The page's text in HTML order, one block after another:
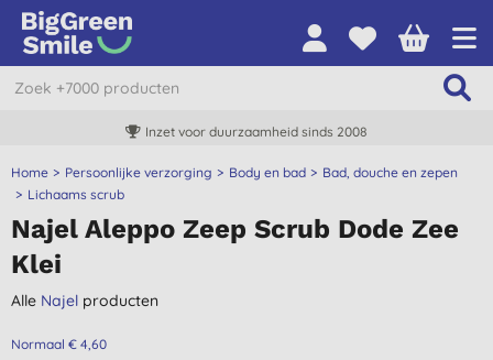
Inzet voor duurzaamheid sinds 2008
Home Persoonlijke verzorging Body en bad
Bad, douche en zepen
Lichaams scrub
Najel Aleppo Zeep Scrub Dode Zee
Klei
Alle Najel producten
Normaal € 4,60